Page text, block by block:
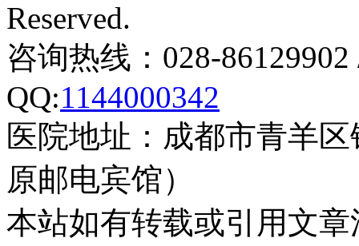
Reserved.
咨询热线：028-
QQ:1144000342
医院地址：成都市青羊
原邮电宾馆）
本站如有转载或引用文